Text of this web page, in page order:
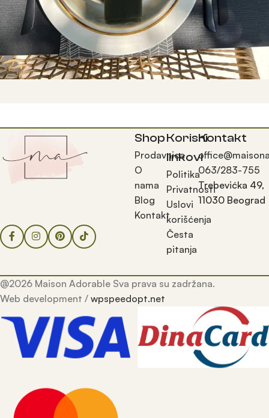
Shop
Prodavnica
O
nama
Blog
Kontakt
Korisni
linkovi
Politika
Privatnosti
Uslovi
korišćenja
Česta
pitanja
Kontakt
063/283-755
Trebevićka 49,
11030 Beograd
@2026 Maison Adorable Sva prava su zadržana.
Web development / wpspeedopt.net